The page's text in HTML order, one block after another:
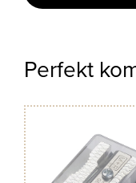
Perfekt
merken